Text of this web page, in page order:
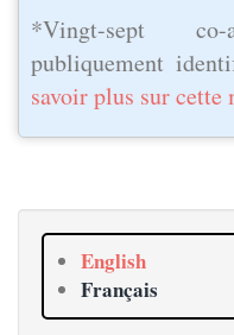
*Vingt-sept
publiquement
savoir plus sur cette
English
Français